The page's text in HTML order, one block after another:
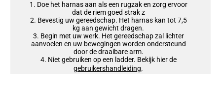
Doe het harnas aan als een rugzak en zorg ervoor
dat de riem goed strak z
Bevestig uw gereedschap. Het harnas kan tot 7,5
kg aan gewicht dragen.
Begin met uw werk. Het gereedschap zal lichter
aanvoelen en uw bewegingen worden ondersteund
door de draaibare arm.
Niet gebruiken op een ladder. Bekijk hier de
gebruikershandleiding.